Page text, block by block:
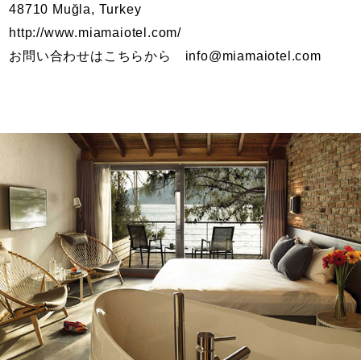
48710 Muğla, Turkey
http://www.miamaiotel.com/
お問い合わせはこちらから info@miamaiotel.com